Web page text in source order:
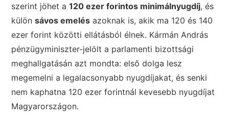
szerint jöhet a120 ezer forintos minimálnyugdíj, és
különsávos emelés azoknak is, akik ma 120 és 140
ezer forint közötti ellátásból élnek. Kármán András
pénzügyminiszter-jelölt a parlamenti bizottsági
meghallgatásán azt mondta: első dolga lesz
megemelni a legalacsonyabb nyugdíjakat, és senki
nem kaphatna 120 ezer forintnál kevesebb nyugdíjat
Magyarországon.